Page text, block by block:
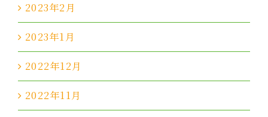
2023年2月
2023年1月
2022年12月
2022年11月